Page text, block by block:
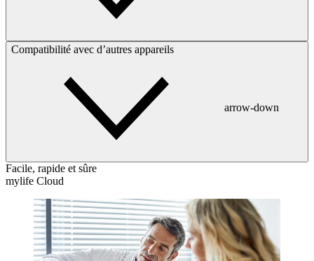
Compatibilité avec d’autres appareils
arrow-down
Facile, rapide et sûre
mylife Cloud